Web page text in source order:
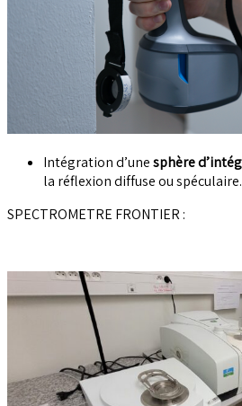
Intégration d’unesphère
la réflexion diffuse ou spéculaire.
SPECTROMETRE FRONTIER :